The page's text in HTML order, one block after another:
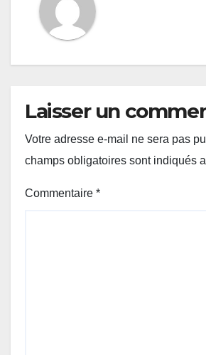
Laisser un
Votre adresse e-mail ne sera pas
champs obligatoires sont indiqués
Commentaire *